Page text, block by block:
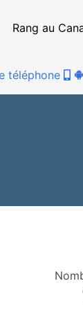
Rang au
téléphone